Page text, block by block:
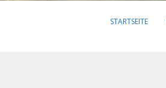
STARTSEITE